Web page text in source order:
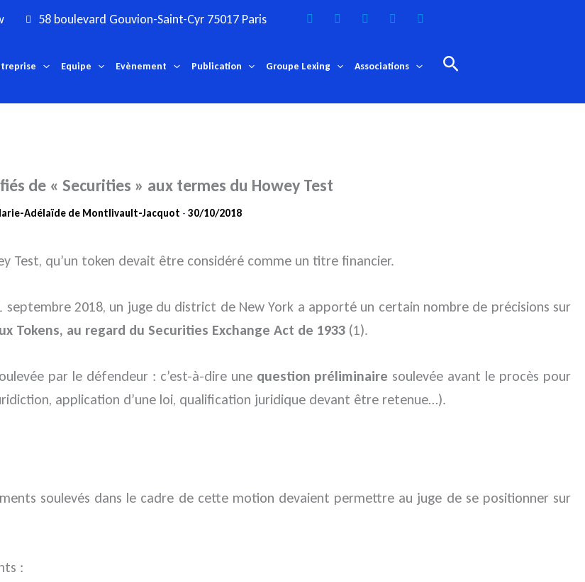
58 boulevard Gouvion-Saint-Cyr 75017 Paris
Equipe Evènement Publication Groupe Lexing Associations Rechercher
de « Securities » aux termes du Howey Test
Adélaïde de Montlivault-Jacquot - 30/10/2018
Test, qu’un token devait être considéré comme un titre financier.
septembre 2018, un juge du district de New York a apporté un certain nombre de précisions sur
au regard du Securities Exchange Act de 1933 (1).
par le défendeur : c’est-à-dire une question préliminaire soulevée avant le procès pour
application d’une loi, qualification juridique devant être retenue…).
soulevés dans le cadre de cette motion devaient permettre au juge de se positionner sur
: